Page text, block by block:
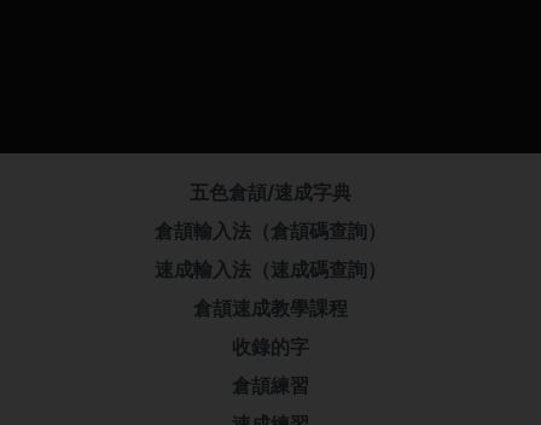
五色倉頡/速成字典
倉頡輸入法（倉頡碼查詢）
速成輸入法（速成碼查詢）
倉頡速成教學課程
收錄的字
倉頡練習